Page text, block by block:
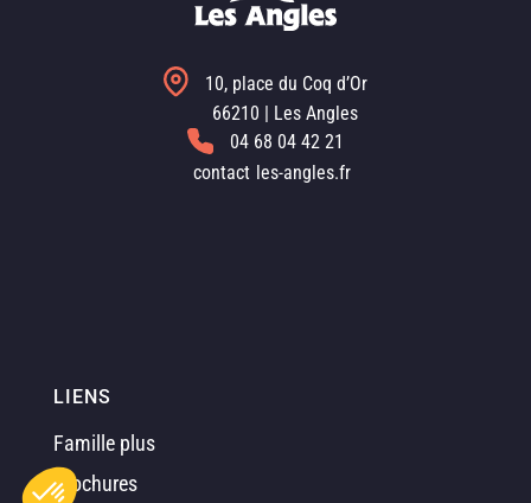
10, place du Coq d’Or
66210 | Les Angles
04 68 04 42 21
contact les-angles.fr
LIENS
Famille plus
Brochures